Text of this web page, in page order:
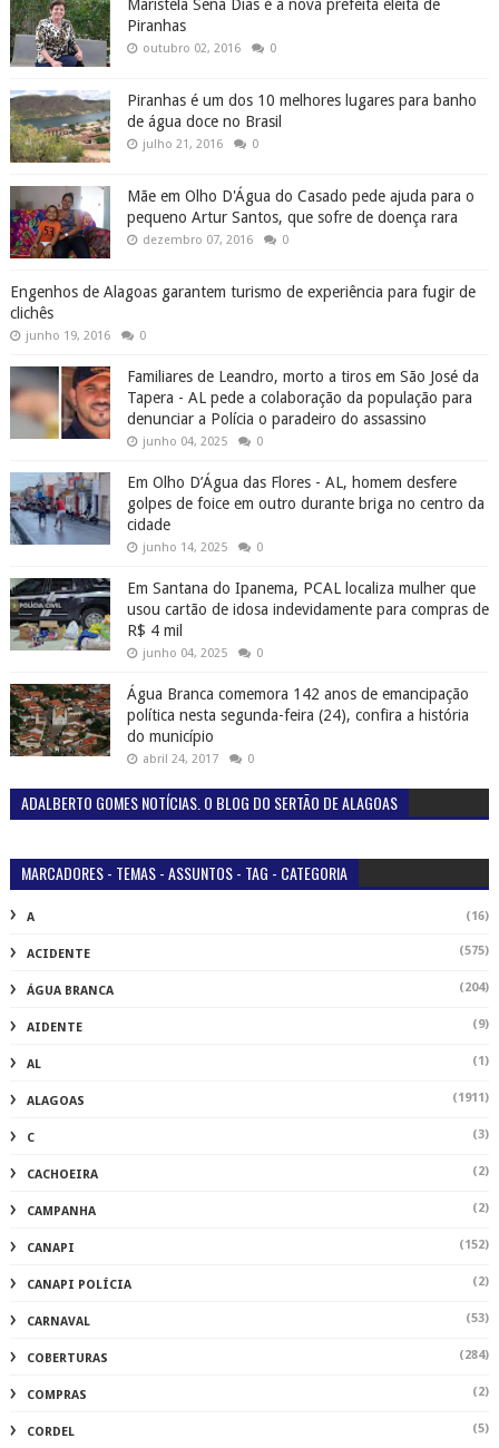
Maristela Sena Dias é a nova prefeita eleita de
Piranhas
outubro 02, 2016 0
Piranhas é um dos 10 melhores lugares para banho
de água doce no Brasil
julho 21, 2016 0
Mãe em Olho D'Água do Casado pede ajuda para o
pequeno Artur Santos, que sofre de doença rara
dezembro 07, 2016 0
Engenhos de Alagoas garantem turismo de experiência para fugir de
clichês
junho 19, 2016 0
Familiares de Leandro, morto a tiros em São José da
Tapera - AL pede a colaboração da população para
denunciar a Polícia o paradeiro do assassino
junho 04, 2025 0
Em Olho D’Água das Flores - AL, homem desfere
golpes de foice em outro durante briga no centro da
cidade
junho 14, 2025 0
Em Santana do Ipanema, PCAL localiza mulher que
usou cartão de idosa indevidamente para compras de
R$ 4 mil
junho 04, 2025 0
Água Branca comemora 142 anos de emancipação
política nesta segunda-feira (24), confira a história
do município
abril 24, 2017 0
ADALBERTO GOMES NOTÍCIAS. O BLOG DO SERTÃO DE ALAGOAS
MARCADORES - TEMAS - ASSUNTOS - TAG - CATEGORIA
A (16)
ACIDENTE (575)
ÁGUA BRANCA (204)
AIDENTE (9)
AL (1)
ALAGOAS (1911)
C (3)
CACHOEIRA (2)
CAMPANHA (2)
CANAPI (152)
CANAPI POLÍCIA (2)
CARNAVAL (53)
COBERTURAS (284)
COMPRAS (2)
CORDEL (5)